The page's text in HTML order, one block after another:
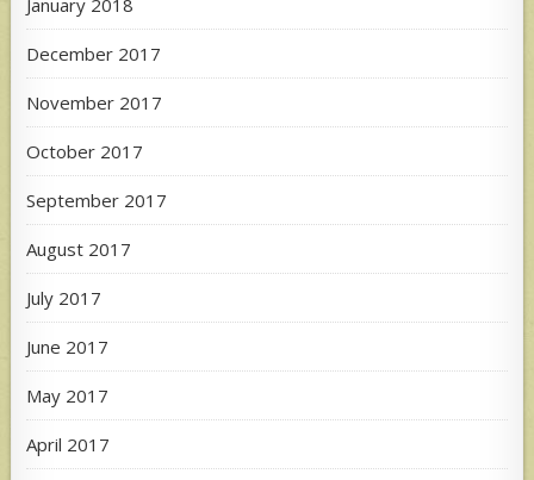
January 2018
December 2017
November 2017
October 2017
September 2017
August 2017
July 2017
June 2017
May 2017
April 2017